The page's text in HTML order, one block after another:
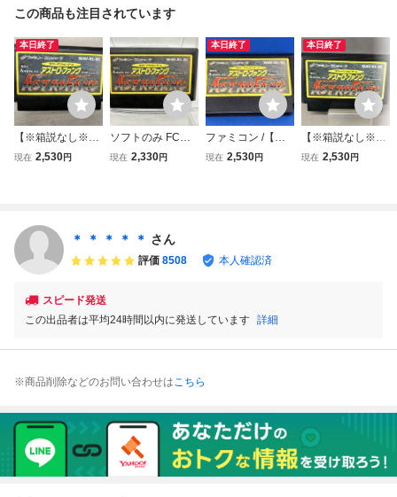
この商品も注目されています
本日終了
【※箱説なし※】
アストロファング
現在 2,530円
ソフトのみ FC
【※箱説なし※】
現在 2,330円
本日終了
ファミコン /【※
箱説なし※】アス
現在 2,530円
本日終了
【※箱説なし※】
アストロファング
現在 2,530円
＊ ＊ ＊ ＊ ＊ さん
評価 8508 本人確認済
スピード発送
この出品者は平均24時間以内に発送しています 詳細
※商品削除などのお問い合わせはこちら